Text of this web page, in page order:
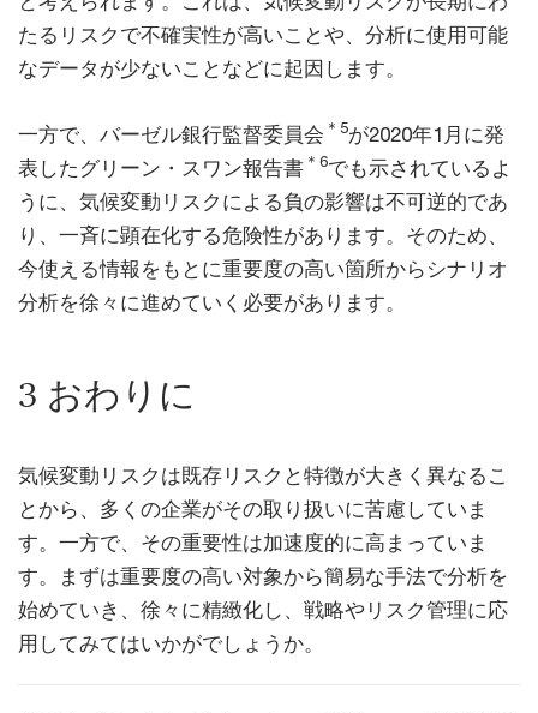
たるリスクで不確実性が高いことや、分析に使用可能
なデータが少ないことなどに起因します。
一方で、バーゼル銀行監督委員会 ＊5が2020年1月に発
表したグリーン・スワン報告書 ＊6でも示されているよ
うに、気候変動リスクによる負の影響は不可逆的であ
り、一斉に顕在化する危険性があります。そのため、
今使える情報をもとに重要度の高い箇所からシナリオ
分析を徐々に進めていく必要があります。
3 おわりに
気候変動リスクは既存リスクと特徴が大きく異なるこ
とから、多くの企業がその取り扱いに苦慮していま
す。一方で、その重要性は加速度的に高まっていま
す。まずは重要度の高い対象から簡易な手法で分析を
始めていき、徐々に精緻化し、戦略やリスク管理に応
用してみてはいかがでしょうか。